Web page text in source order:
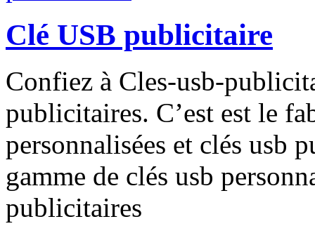
Clé USB publicitaire
Confiez à Cles-usb-
publicitaires. C’est est le
personnalisées et clés usb
gamme de clés usb
publicitaires